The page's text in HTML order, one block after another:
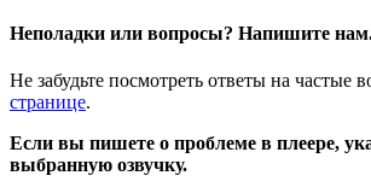
Неполадки или вопросы? Напишите
Не забудьте посмотреть ответы на частые
странице.
Если вы пишете о проблеме в плеере,
выбранную озвучку.